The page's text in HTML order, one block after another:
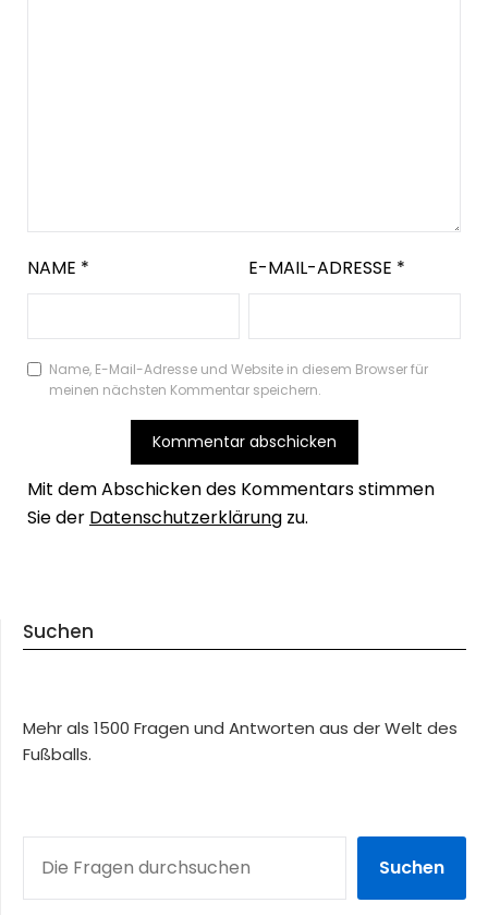
NAME * E-MAIL-ADRESSE *
Name, E-Mail-Adresse und Website in diesem Browser für
meinen nächsten Kommentar speichern.
Mit dem Abschicken des Kommentars stimmen
Sie der Datenschutzerklärung zu.
Suchen
Mehr als 1500 Fragen und Antworten aus der Welt des
Fußballs.
Suchen